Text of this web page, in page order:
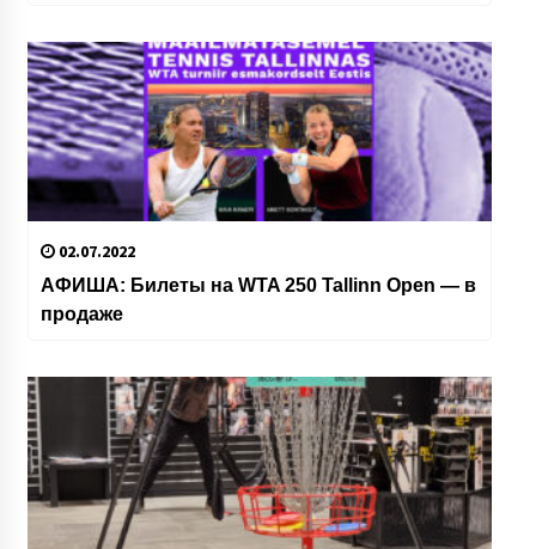
02.07.2022
АФИША: Билеты на WTA 250 Tallinn Open — в
продаже